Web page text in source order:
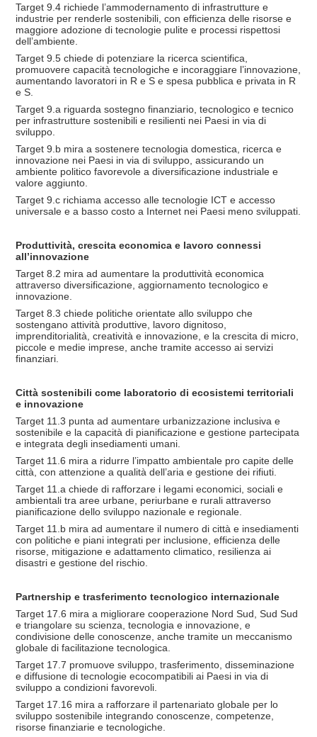
Target 9.4 richiede l’ammodernamento di infrastrutture e
industrie per renderle sostenibili, con efficienza delle risorse e
maggiore adozione di tecnologie pulite e processi rispettosi
dell’ambiente.
Target 9.5 chiede di potenziare la ricerca scientifica,
promuovere capacità tecnologiche e incoraggiare l’innovazione,
aumentando lavoratori in R e S e spesa pubblica e privata in R
e S.
Target 9.a riguarda sostegno finanziario, tecnologico e tecnico
per infrastrutture sostenibili e resilienti nei Paesi in via di
sviluppo.
Target 9.b mira a sostenere tecnologia domestica, ricerca e
innovazione nei Paesi in via di sviluppo, assicurando un
ambiente politico favorevole a diversificazione industriale e
valore aggiunto.
Target 9.c richiama accesso alle tecnologie ICT e accesso
universale e a basso costo a Internet nei Paesi meno sviluppati.
Produttività, crescita economica e lavoro connessi
all’innovazione
Target 8.2 mira ad aumentare la produttività economica
attraverso diversificazione, aggiornamento tecnologico e
innovazione.
Target 8.3 chiede politiche orientate allo sviluppo che
sostengano attività produttive, lavoro dignitoso,
imprenditorialità, creatività e innovazione, e la crescita di micro,
piccole e medie imprese, anche tramite accesso ai servizi
finanziari.
Città sostenibili come laboratorio di ecosistemi territoriali
e innovazione
Target 11.3 punta ad aumentare urbanizzazione inclusiva e
sostenibile e la capacità di pianificazione e gestione partecipata
e integrata degli insediamenti umani.
Target 11.6 mira a ridurre l’impatto ambientale pro capite delle
città, con attenzione a qualità dell’aria e gestione dei rifiuti.
Target 11.a chiede di rafforzare i legami economici, sociali e
ambientali tra aree urbane, periurbane e rurali attraverso
pianificazione dello sviluppo nazionale e regionale.
Target 11.b mira ad aumentare il numero di città e insediamenti
con politiche e piani integrati per inclusione, efficienza delle
risorse, mitigazione e adattamento climatico, resilienza ai
disastri e gestione del rischio.
Partnership e trasferimento tecnologico internazionale
Target 17.6 mira a migliorare cooperazione Nord Sud, Sud Sud
e triangolare su scienza, tecnologia e innovazione, e
condivisione delle conoscenze, anche tramite un meccanismo
globale di facilitazione tecnologica.
Target 17.7 promuove sviluppo, trasferimento, disseminazione
e diffusione di tecnologie ecocompatibili ai Paesi in via di
sviluppo a condizioni favorevoli.
Target 17.16 mira a rafforzare il partenariato globale per lo
sviluppo sostenibile integrando conoscenze, competenze,
risorse finanziarie e tecnologiche.